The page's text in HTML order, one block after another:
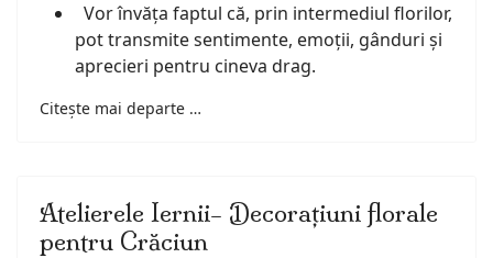
Vor învăța faptul că, prin intermediul florilor,
pot transmite sentimente, emoții, gânduri și
aprecieri pentru cineva drag.
Citește mai departe …
Atelierele Iernii– Decorațiuni florale
pentru Crăciun